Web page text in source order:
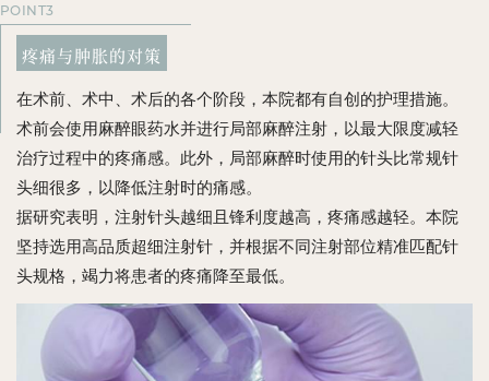
POINT3
疼痛与肿胀的对策
在术前、术中、术后的各个阶段，本院都有自创的护理措施。
术前会使用麻醉眼药水并进行局部麻醉注射，以最大限度减轻
治疗过程中的疼痛感。此外，局部麻醉时使用的针头比常规针
头细很多，以降低注射时的痛感。
据研究表明，注射针头越细且锋利度越高，疼痛感越轻。本院
坚持选用高品质超细注射针，并根据不同注射部位精准匹配针
头规格，竭力将患者的疼痛降至最低。